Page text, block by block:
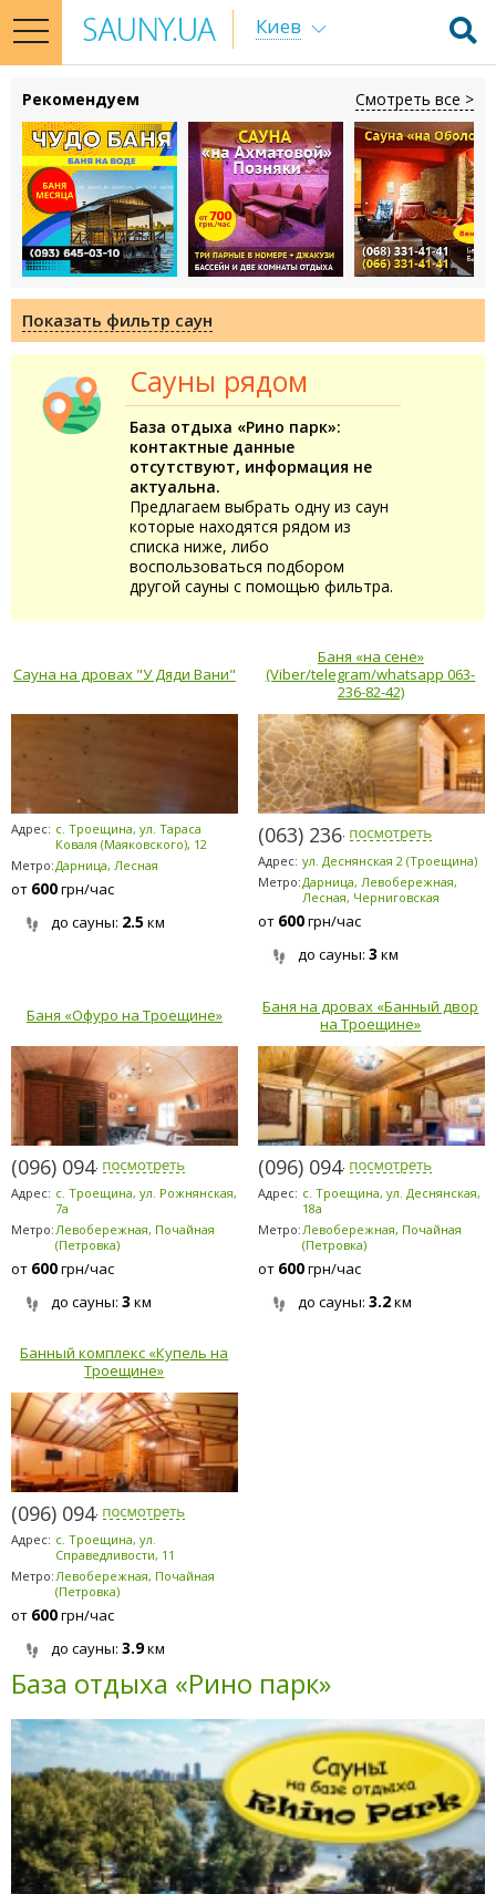
toggle
navigation
Киев
Рекомендуем Смотреть все >
Сауны рядом
База отдыха «Рино парк»:
контактные данные
отсутствуют, информация не
актуальна.
Предлагаем выбрать одну из саун
которые находятся рядом из
списка ниже, либо
воспользоваться подбором
другой сауны с помощью фильтра.
Сауна на дровах "У Дяди Вани"
Адрес: с. Троещина, ул. Тараса
Коваля (Маяковского), 12
Метро: Дарница, Лесная
от 600грн/час
до сауны: 2.5км
Баня «на сене»
(Viber/telegram/whatsapp 063-
236-82-42)
(063) 236-8242
Адрес: ул. Деснянская 2 (Троещина)
Метро: Дарница, Левобережная,
Лесная, Черниговская
от 600грн/час
до сауны: 3 км
Баня «Офуро на Троещине»
(096) 094-5294
Адрес: с. Троещина, ул. Рожнянская,
7а
Метро: Левобережная, Почайная
(Петровка)
от 600грн/час
до сауны:3 км
Баня на дровах «Банный двор
на Троещине»
(096) 094-5294
Адрес: с. Троещина, ул. Деснянская,
18а
Метро: Левобережная, Почайная
(Петровка)
от 600грн/час
до сауны: 3.2км
Банный комплекс «Купель на
Троещине»
(096) 094-5294
Адрес: с. Троещина, ул.
Справедливости, 11
Метро:Левобережная, Почайная
(Петровка)
от 600грн/час
до сауны:3.9км
База отдыха «Рино парк»
Показать фильтр саун